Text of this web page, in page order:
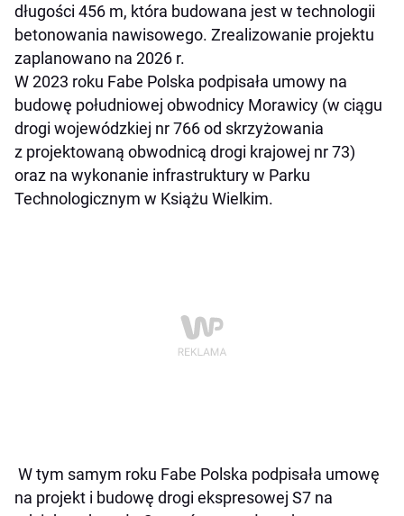
długości 456 m, która budowana jest w technologii
betonowania nawisowego. Zrealizowanie projektu
zaplanowano na 2026 r.
W 2023 roku Fabe Polska podpisała umowy na
budowę południowej obwodnicy Morawicy (w ciągu
drogi wojewódzkiej nr 766 od skrzyżowania
z projektowaną obwodnicą drogi krajowej nr 73)
oraz na wykonanie infrastruktury w Parku
Technologicznym w Książu Wielkim.
W tym samym roku Fabe Polska podpisała umowę
na projekt i budowę drogi ekspresowej S7 na